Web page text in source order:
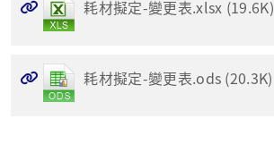
耗材擬定-變更表.xlsx (19.6K)
耗材擬定-變更表.ods (20.3K)